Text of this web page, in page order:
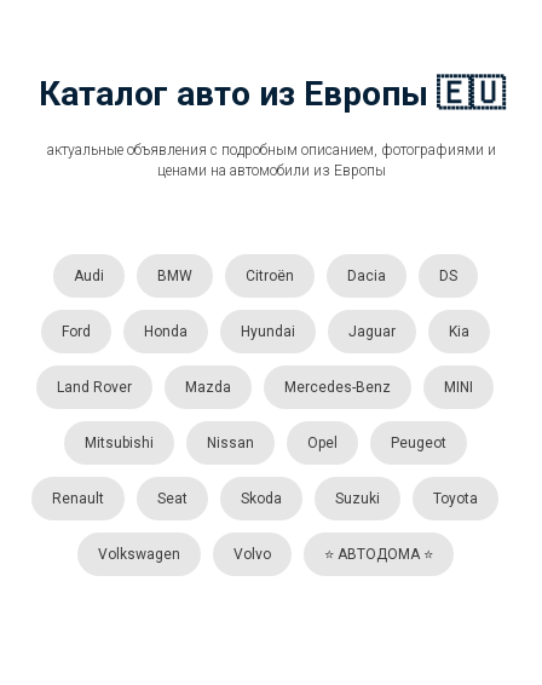
Каталог авто из Европы 🇪🇺
актуальные объявления с подробным описанием, фотографиями и
ценами на автомобили из Европы
Audi BMW Citroën Dacia DS
Ford Honda Hyundai Jaguar Kia
Land Rover Mazda Mercedes-Benz MINI
Mitsubishi Nissan Opel Peugeot
Renault Seat Skoda Suzuki Toyota
Volkswagen Volvo ⭐️ АВТОДОМА ⭐️